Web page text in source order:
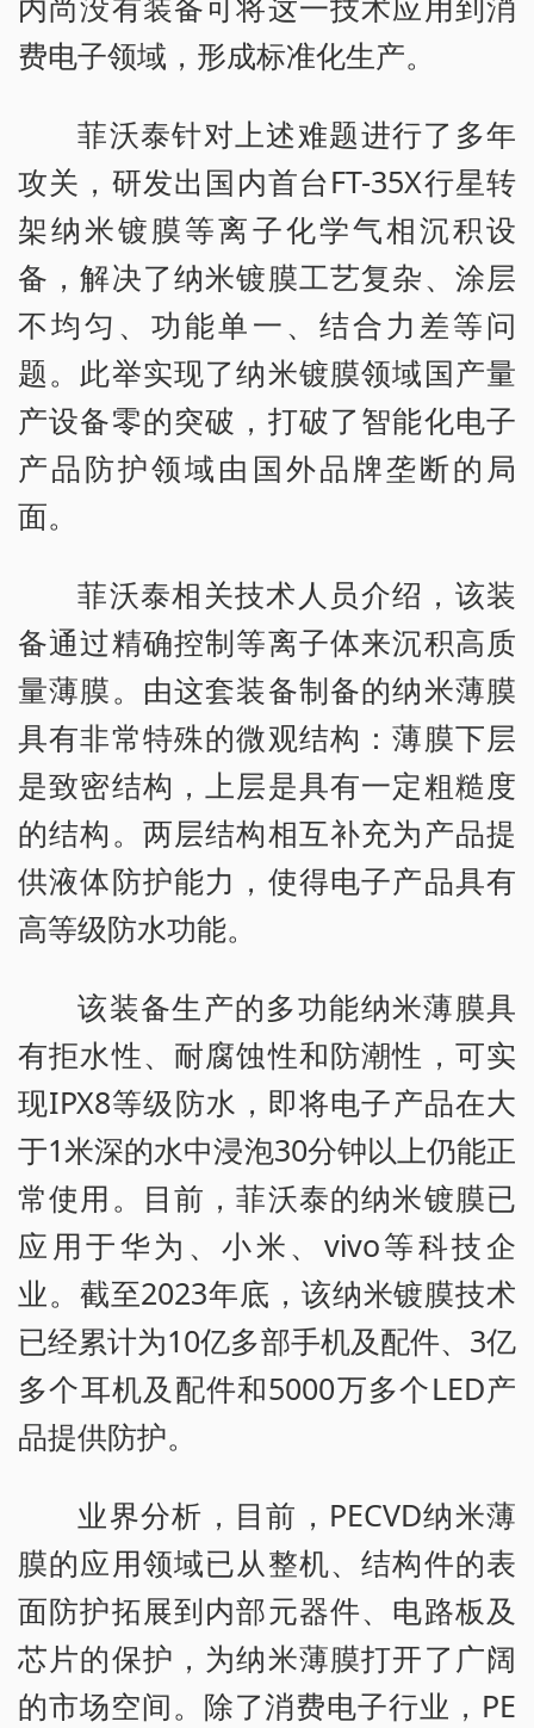
费电子领域，形成标准化生产。
菲沃泰针对上述难题进行了多年
攻关，研发出国内首台FT-35X行星转
架纳米镀膜等离子化学气相沉积设
备，解决了纳米镀膜工艺复杂、涂层
不均匀、功能单一、结合力差等问
题。此举实现了纳米镀膜领域国产量
产设备零的突破，打破了智能化电子
产品防护领域由国外品牌垄断的局
面。
菲沃泰相关技术人员介绍，该装
备通过精确控制等离子体来沉积高质
量薄膜。由这套装备制备的纳米薄膜
具有非常特殊的微观结构：薄膜下层
是致密结构，上层是具有一定粗糙度
的结构。两层结构相互补充为产品提
供液体防护能力，使得电子产品具有
高等级防水功能。
该装备生产的多功能纳米薄膜具
有拒水性、耐腐蚀性和防潮性，可实
现IPX8等级防水，即将电子产品在大
于1米深的水中浸泡30分钟以上仍能正
常使用。目前，菲沃泰的纳米镀膜已
应用于华为、小米、vivo等科技企
业。截至2023年底，该纳米镀膜技术
已经累计为10亿多部手机及配件、3亿
多个耳机及配件和5000万多个LED产
品提供防护。
业界分析，目前，PECVD纳米薄
膜的应用领域已从整机、结构件的表
面防护拓展到内部元器件、电路板及
芯片的保护，为纳米薄膜打开了广阔
的市场空间。除了消费电子行业，PE